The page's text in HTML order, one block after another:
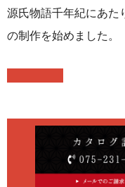
源氏物語千年紀にあた
の制作を始めました。